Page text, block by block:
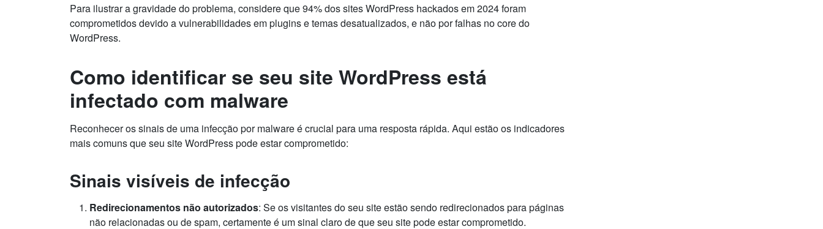
Para ilustrar a gravidade do problema, considere que 94% dos sites WordPress hackados em 2024 foram
comprometidos devido a vulnerabilidades em plugins e temas desatualizados, e não por falhas no core do
WordPress.
Como identificar se seu site WordPress está
infectado com malware
Reconhecer os sinais de uma infecção por malware é crucial para uma resposta rápida. Aqui estão os indicadores
mais comuns que seu site WordPress pode estar comprometido:
Sinais visíveis de infecção
Redirecionamentos não autorizados: Se os visitantes do seu site estão sendo redirecionados para páginas
não relacionadas ou de spam, certamente é um sinal claro de que seu site pode estar comprometido.